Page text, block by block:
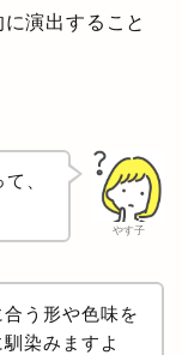
演出すること
やす子
、
う形や色味を
染みますよ